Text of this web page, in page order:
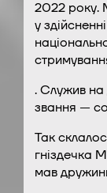
2022 року.
у
. Служив
звання —
Так
гніздечка
мав